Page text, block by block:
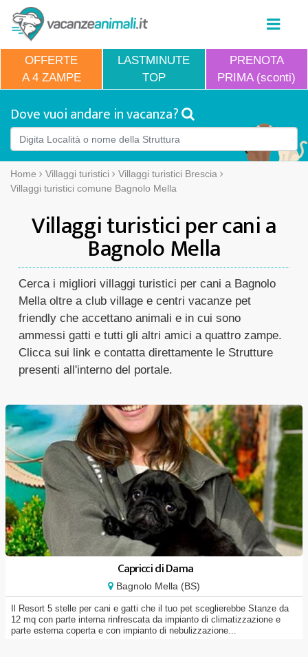
OFFERTE
A 4 ZAMPE
LASTMINUTE
TOP
PRENOTA
PRIMA (sconti)
Dove vuoi andare in vacanza?
Home Villaggi turistici
Villaggi turistici Brescia
Villaggi turistici comune Bagnolo Mella
Villaggi turistici per cani a
Bagnolo Mella
Cerca i migliori villaggi turistici per cani a Bagnolo
Mella oltre a club village e centri vacanze pet
friendly che accettano animali e in cui sono
ammessi gatti e tutti gli altri amici a quattro zampe.
Clicca sui link e contatta direttamente le Strutture
presenti all'interno del portale.
Capricci di Dama
Bagnolo Mella (BS)
Il Resort 5 stelle per cani e gatti che il tuo pet sceglierebbe Stanze da
12 mq con parte interna rinfrescata da impianto di climatizzazione e
parte esterna coperta e con impianto di nebulizzazione...